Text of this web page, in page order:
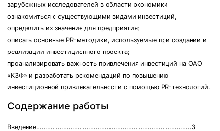
зарубежных исследователей в области экономики
ознакомиться с существующими видами инвестиций,
определить их значение для предприятия;
описать основные PR-методики, используемые при создании и
реализации инвестиционного проекта;
проанализировать важность привлечения инвестиций на ОАО
«КЗФ» и разработать рекомендаций по повышению
инвестиционной привлекательности с помощью PR-технологий.
Содержание работы
Введение…………………………………………………………………………..3